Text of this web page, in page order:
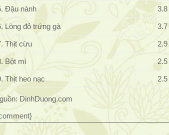
Đậu nành 3.8
Lòng đỏ trứng gà 3.7
Thịt cừu 2.9
Bột mì 2.5
Thịt heo nạc 2.5
DinhDuong.com